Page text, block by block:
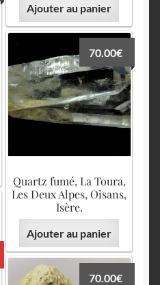
Ajouter au panier
Quartz fumé, La Toura,
Les Deux Alpes, Oisans,
Isère.
70.00€
Ajouter au panier
70.00€